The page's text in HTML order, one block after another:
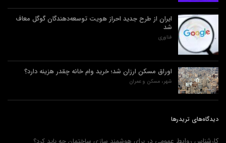
ایران از طرح جدید احراز هویت توسعه‌دهندگان گوگل معاف
شد
فناوری
اوراق مسکن ارزان شد؛ خرید وام خانه چقدر هزینه دارد؟
شهر، مسکن و عمران
دیدگاه‌های تریدرها